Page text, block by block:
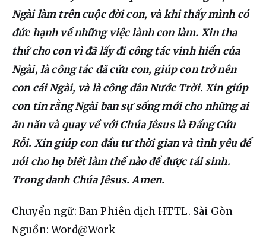
Ngài làm trên cuộc đời con, và khi thấy mình có
đức hạnh về những việc lành con làm. Xin tha
thứ cho con vì đã lấy đi công tác vinh hiển của
Ngài, là công tác đã cứu con, giúp con trở nên
con cái Ngài, và là công dân Nước Trời. Xin giúp
con tin rằng Ngài ban sự sống mới cho những ai
ăn năn và quay về với Chúa Jêsus là Đấng Cứu
Rỗi. Xin giúp con đầu tư thời gian và tình yêu để
nói cho họ biết làm thế nào để được tái sinh.
Trong danh Chúa Jêsus. Amen.
Chuyển ngữ: Ban Phiên dịch HTTL. Sài Gòn
Nguồn: Word@Work